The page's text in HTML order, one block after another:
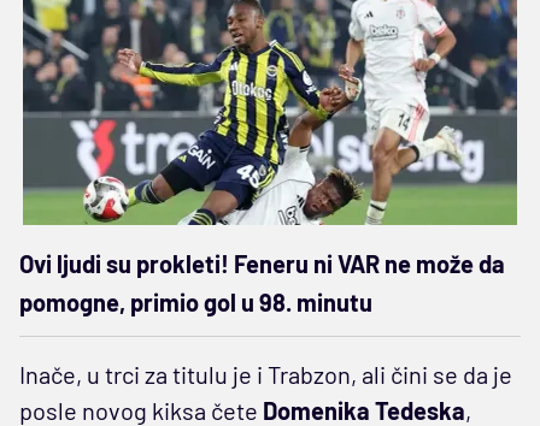
Ovi ljudi su prokleti! Feneru ni VAR ne može da
pomogne, primio gol u 98. minutu
Inače, u trci za titulu je i Trabzon, ali čini se da je
posle novog kiksa čete Domenika Tedeska,